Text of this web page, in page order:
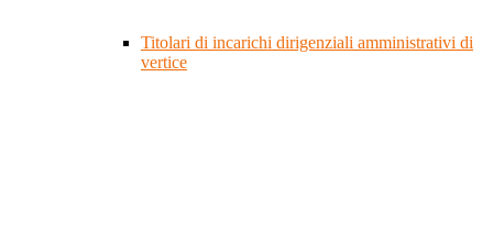
Titolari di incarichi dirigenziali amministrativi di
vertice